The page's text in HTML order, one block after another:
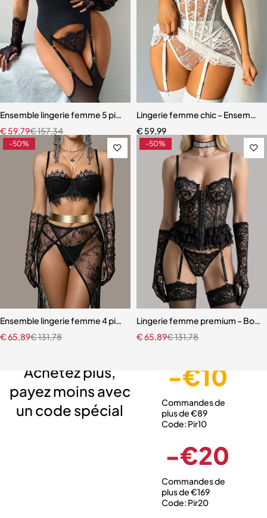
Ensemble lingerie femme 5 pièces – Dentelle ajourée avec bas
€157,34
€ 59,79
Lingerie femme chic –
€ 59,99
-50%
Ensemble lingerie femme 4 pièces – Dentelle noire avec soutien-
€131,78
€65,89
-50%
Lingerie femme premium –
€131,78
€65,89
Achetez plus,
payez moins avec
un code spécial
-€10
Commandes de
plus de €89
Code: Pir10
-€20
Commandes de
plus de €169
Code: Pir20